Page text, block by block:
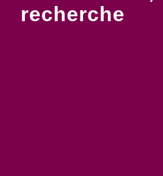
recherche